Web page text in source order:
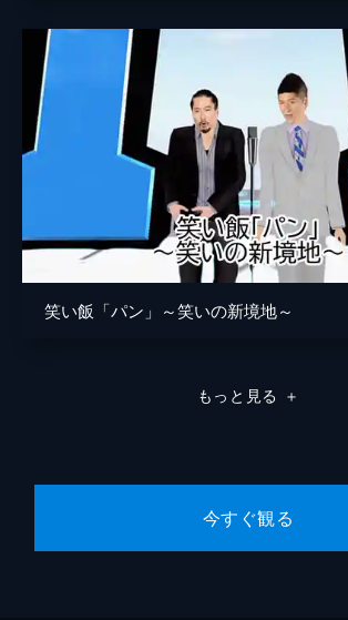
笑い飯「パン」～笑いの新境地～
もっと見る ＋
今すぐ観る